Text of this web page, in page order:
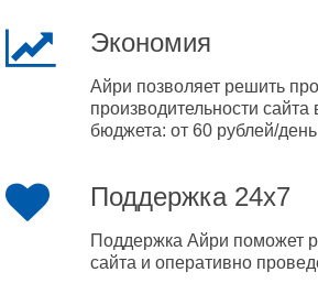
Экономия
Айри позволяет решить
производительности
бюджета: от 60 рублей/день
Поддержка 24x7
Поддержка Айри поможет
сайта и оперативно